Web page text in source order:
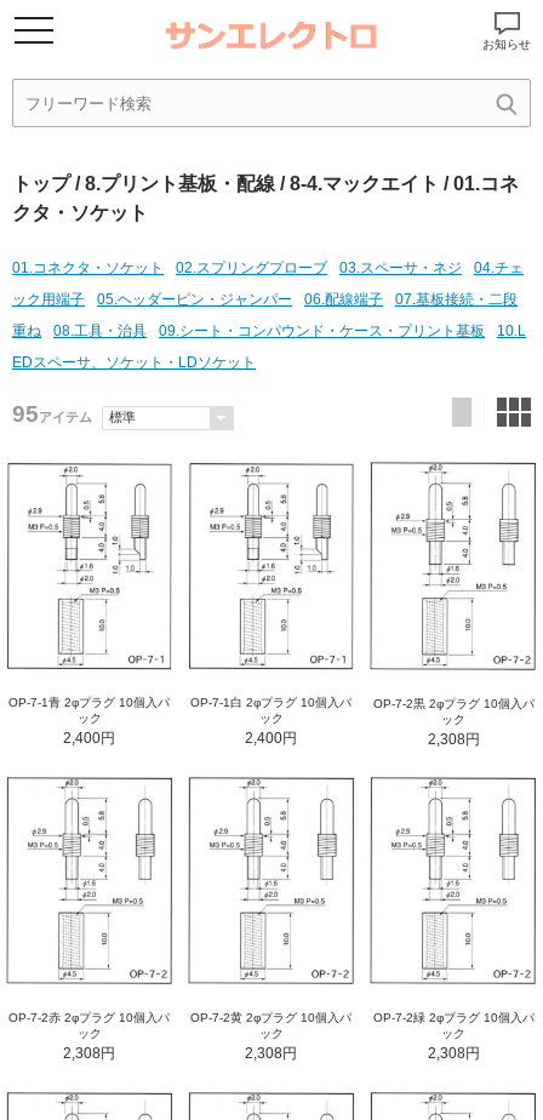
お知らせ
トップ/8.プリント基板・配線 /8-4.マックエイト / 01.コネ
クタ・ソケット
01.コネクタ・ソケット 02.スプリングプローブ 03.スペーサ・ネジ
04.チェ
ック用端子
05.ヘッダーピン・ジャンパー 06.配線端子
07.基板接続・二段
重ね
08.工具・治具 09.シート・コンパウンド・ケース・プリント基板
10.L
EDスペーサ、ソケット・LDソケット
95アイテム
OP-7-1青 2φプラグ 10個入パ
ック
2,400円
OP-7-1白 2φプラグ 10個入パ
ック
2,400円
OP-7-2黒 2φプラグ 10個入パ
ック
2,308円
OP-7-2赤 2φプラグ 10個入パ
ック
2,308円
OP-7-2黄 2φプラグ 10個入パ
ック
2,308円
OP-7-2緑 2φプラグ 10個入パ
ック
2,308円